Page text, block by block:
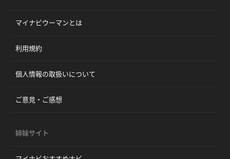
マイナビウーマンとは
利用規約
個人情報の取扱いについて
ご意見・ご感想
姉妹サイト